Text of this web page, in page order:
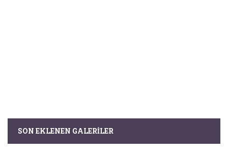
SON EKLENEN GALERILER